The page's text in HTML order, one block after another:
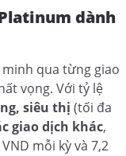
dành
qua từng giao
vọng. Với tỷ lệ
siêu thị (tối đa
giao dịch khác,
mỗi kỳ và 7,2